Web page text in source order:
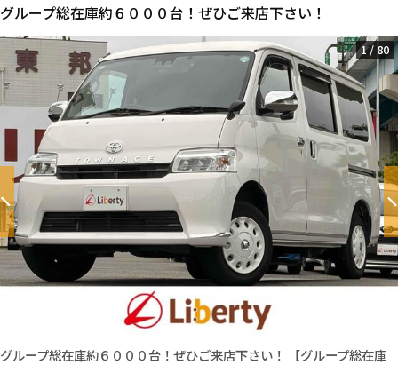
グループ総在庫約６０００台！ぜひご来店下さい！
グループ総在庫約６０００台！ぜひご来店下さい！ 【グループ総在庫
1/ 80